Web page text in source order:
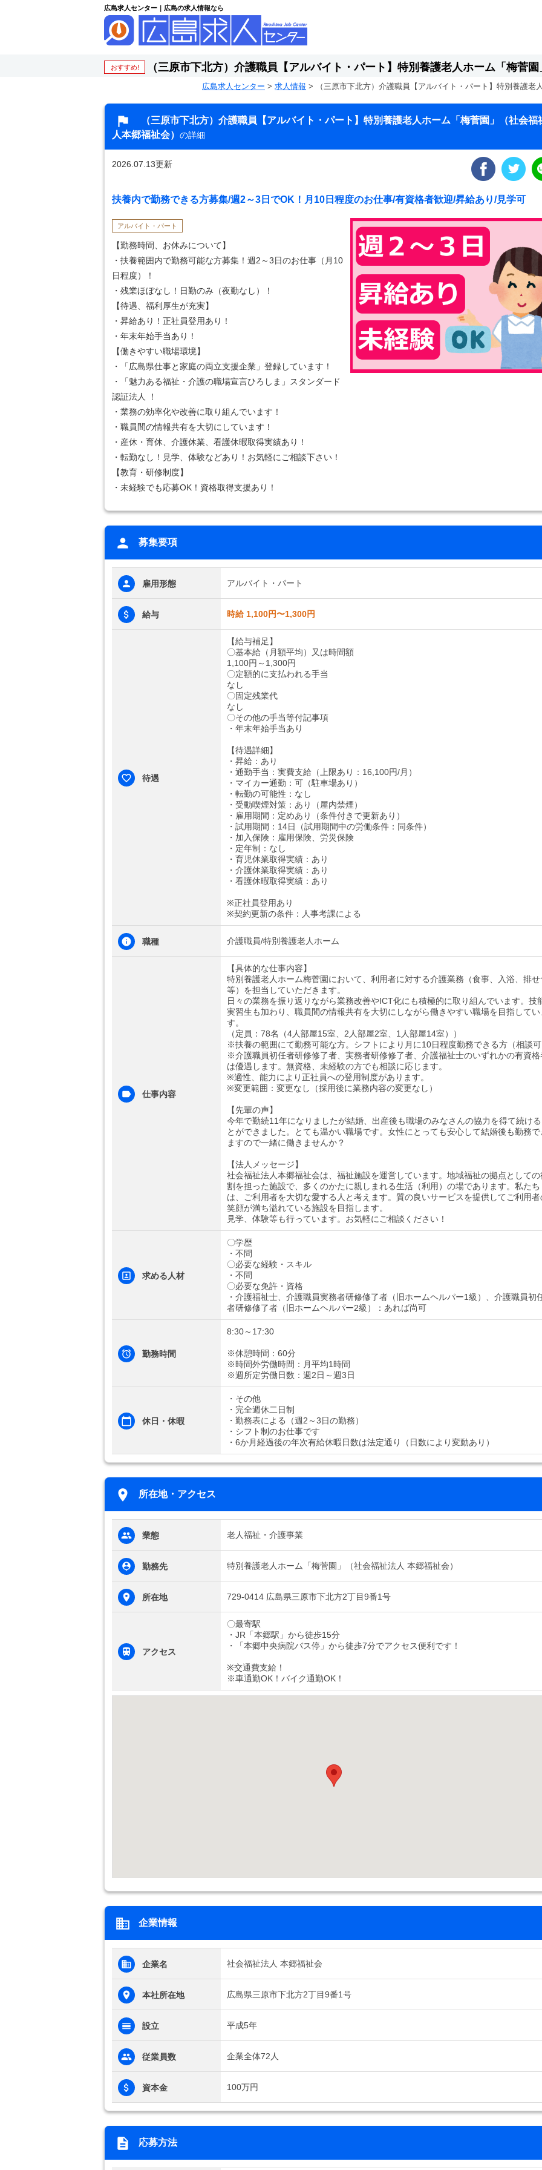
広島求人センター｜広島の求人情報なら
おすすめ! （三原市下北方）介護職員【アルバイト・パート】特別養護老人ホーム「梅菅園
広島求人センター > 求人情報 > （三原市下北方）介護職員【アルバイト・パート】特別養護老
（三原市下北方）介護職員【アルバイト・パート】特別養護老人ホーム「梅菅園」（社会福
人本郷福祉会） の詳細
2026.07.13更新
扶養内で勤務できる方募集/週2～3日でOK！月10日程度のお仕事/有資格者歓迎/昇給あり/見学可
アルバイト・パート
【勤務時間、お休みについて】
・扶養範囲内で勤務可能な方募集！週2～3日のお仕事（月10
日程度）！
・残業ほぼなし！日勤のみ（夜勤なし）！
【待遇、福利厚生が充実】
・昇給あり！正社員登用あり！
・年末年始手当あり！
【働きやすい職場環境】
・「広島県仕事と家庭の両立支援企業」登録しています！
・「魅力ある福祉・介護の職場宣言ひろしま」スタンダード
認証法人 ！
・業務の効率化や改善に取り組んでいます！
・職員間の情報共有を大切にしています！
・産休・育休、介護休業、看護休暇取得実績あり！
・転勤なし！見学、体験などあり！お気軽にご相談下さい！
【教育・研修制度】
・未経験でも応募OK！資格取得支援あり！
募集要項
雇用形態 アルバイト・パート
給与 時給 1,100円〜1,300円
待遇
【給与補足】
〇基本給（月額平均）又は時間額
1,100円～1,300円
〇定額的に支払われる手当
なし
〇固定残業代
なし
〇その他の手当等付記事項
・年末年始手当あり
【待遇詳細】
・昇給：あり
・通勤手当：実費支給（上限あり：16,100円/月）
・マイカー通勤：可（駐車場あり）
・転勤の可能性：なし
・受動喫煙対策：あり（屋内禁煙）
・雇用期間：定めあり（条件付きで更新あり）
・試用期間：14日（試用期間中の労働条件：同条件）
・加入保険：雇用保険、労災保険
・定年制：なし
・育児休業取得実績：あり
・介護休業取得実績：あり
・看護休暇取得実績：あり
※正社員登用あり
※契約更新の条件：人事考課による
職種 介護職員/特別養護老人ホーム
仕事内容
【具体的な仕事内容】
特別養護老人ホーム梅菅園において、利用者に対する介護業務（食事、入浴、排せ
等）を担当していただきます。
日々の業務を振り返りながら業務改善やICT化にも積極的に取り組んでいます。技
実習生も加わり、職員間の情報共有を大切にしながら働きやすい職場を目指してい
す。
（定員：78名（4人部屋15室、2人部屋2室、1人部屋14室））
※扶養の範囲にて勤務可能な方。シフトにより月に10日程度勤務できる方（相談可
※介護職員初任者研修修了者、実務者研修修了者、介護福祉士のいずれかの有資格
は優遇します。無資格、未経験の方でも相談に応じます。
※適性、能力により正社員への登用制度があります。
※変更範囲：変更なし（採用後に業務内容の変更なし）
【先輩の声】
今年で勤続11年になりましたが結婚、出産後も職場のみなさんの協力を得て続ける
とができました。とても温かい職場です。女性にとっても安心して結婚後も勤務で
ますので一緒に働きませんか？
【法人メッセージ】
社会福祉法人本郷福祉会は、福祉施設を運営しています。地域福祉の拠点としての
割を担った施設で、多くのかたに親しまれる生活（利用）の場であります。私たち
は、ご利用者を大切な愛する人と考えます。質の良いサービスを提供してご利用者
笑顔が満ち溢れている施設を目指します。
見学、体験等も行っています。お気軽にご相談ください！
求める人材
〇学歴
・不問
〇必要な経験・スキル
・不問
〇必要な免許・資格
・介護福祉士、介護職員実務者研修修了者（旧ホームヘルパー1級）、介護職員初
者研修修了者（旧ホームヘルパー2級）：あれば尚可
勤務時間
8:30～17:30
※休憩時間：60分
※時間外労働時間：月平均1時間
※週所定労働日数：週2日～週3日
休日・休暇
・その他
・完全週休二日制
・勤務表による（週2～3日の勤務）
・シフト制のお仕事です
・6か月経過後の年次有給休暇日数は法定通り（日数により変動あり）
所在地・アクセス
業態 老人福祉・介護事業
勤務先 特別養護老人ホーム「梅菅園」（社会福祉法人 本郷福祉会）
所在地 729-0414 広島県三原市下北方2丁目9番1号
アクセス
〇最寄駅
・JR「本郷駅」から徒歩15分
・「本郷中央病院バス停」から徒歩7分でアクセス便利です！
※交通費支給！
※車通勤OK！バイク通勤OK！
企業情報
企業名 社会福祉法人 本郷福祉会
本社所在地 広島県三原市下北方2丁目9番1号
設立 平成5年
従業員数 企業全体72人
資本金 100万円
応募方法